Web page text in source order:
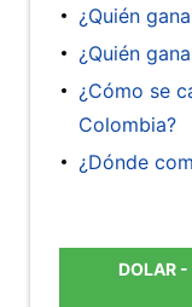
¿Quién
¿Quién
¿Cómo se
Colombia?
¿Dónde
DOLAR